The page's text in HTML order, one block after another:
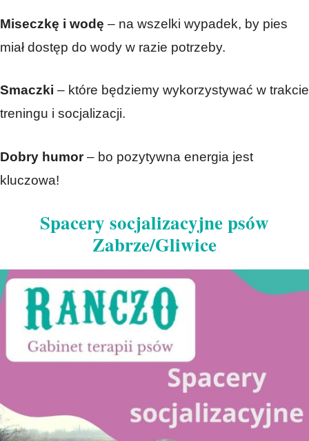
Miseczkę i wodę – na wszelki wypadek, by pies
miał dostęp do wody w razie potrzeby.
Smaczki – które będziemy wykorzystywać w trakcie
treningu i socjalizacji.
Dobry humor– bo pozytywna energia jest
kluczowa!
Spacery socjalizacyjne psów
Zabrze/Gliwice